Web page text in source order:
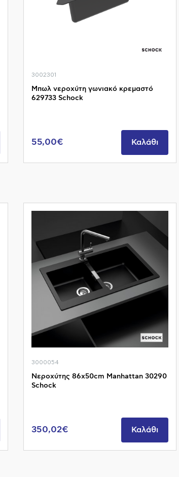
3002301
Μπωλ νεροχύτη γωνιακό κρεμαστό
629733 Schock
55,00€ Καλάθι
3000054
Νεροχύτης 86x50cm Manhattan 30290
Schock
350,02€ Καλάθι